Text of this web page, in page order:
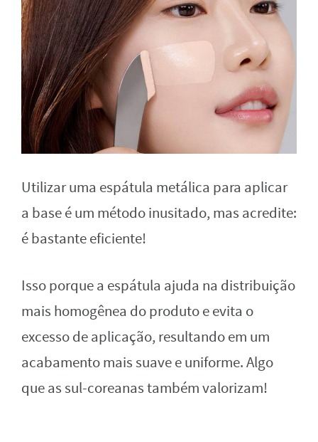
Utilizar uma espátula metálica para aplicar
a base é um método inusitado, mas acredite:
é bastante eficiente!
Isso porque a espátula ajuda na distribuição
mais homogênea do produto e evita o
excesso de aplicação, resultando em um
acabamento mais suave e uniforme. Algo
que as sul-coreanas também valorizam!